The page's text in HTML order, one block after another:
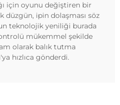
için oyunu değiştiren bir
düzgün, ipin dolaşması söz
teknolojik yeniliği burada
mükemmel şekilde
olarak balık tutma
hızlıca gönderdi.